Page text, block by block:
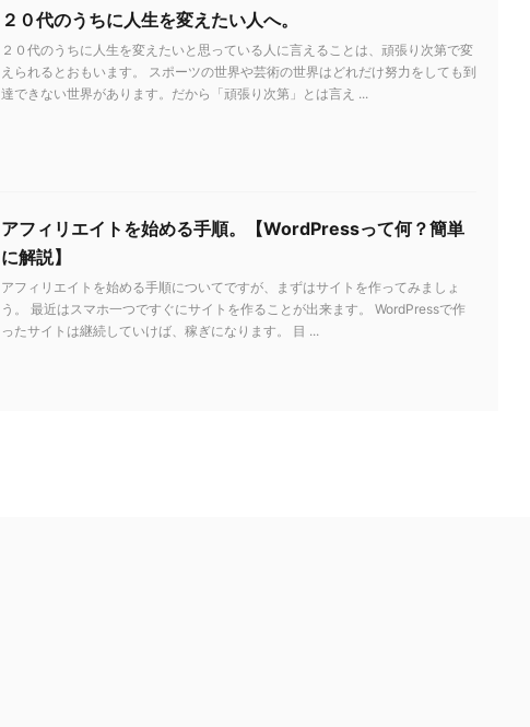
２０代のうちに人生を変えたい人へ。
２０代のうちに人生を変えたいと思っている人に言えることは、頑張り次第で変
えられるとおもいます。 スポーツの世界や芸術の世界はどれだけ努力をしても到
達できない世界があります。だから「頑張り次第」とは言え ...
アフィリエイトを始める手順。【WordPressって何？簡単
に解説】
アフィリエイトを始める手順についてですが、まずはサイトを作ってみましょ
う。 最近はスマホ一つですぐにサイトを作ることが出来ます。 WordPressで作
ったサイトは継続していけば、稼ぎになります。 目 ...